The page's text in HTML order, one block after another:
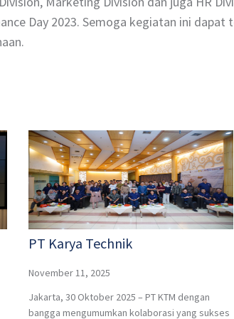
Day 2023. Semoga kegiatan ini
PT Karya Technik
November 11, 2025
Jakarta, 30 Oktober 2025 – PT KTM dengan
bangga mengumumkan kolaborasi yang sukses